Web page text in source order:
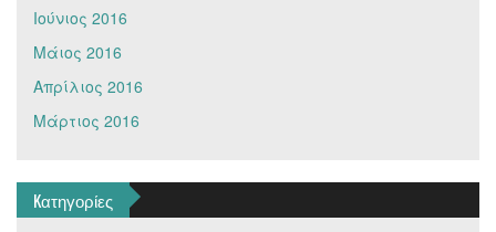
Ιούνιος 2016
Μάιος 2016
Απρίλιος 2016
Μάρτιος 2016
Kατηγορίες